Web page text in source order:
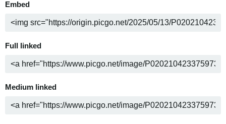
Embed
Full linked
Medium linked